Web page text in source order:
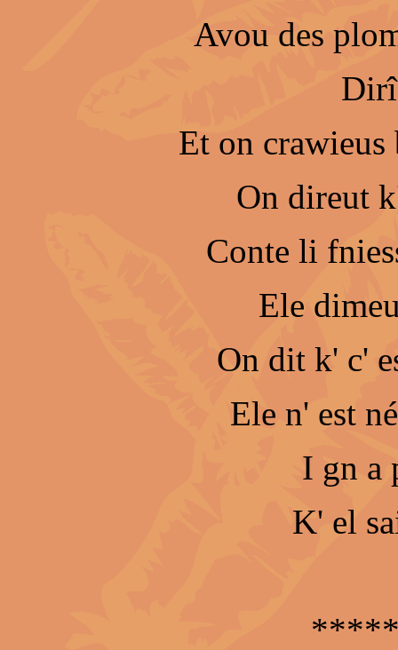
Avou des
Et on
On direut
Conte li
Ele
On dit k' c'
Ele n' est
I gn a
K' el